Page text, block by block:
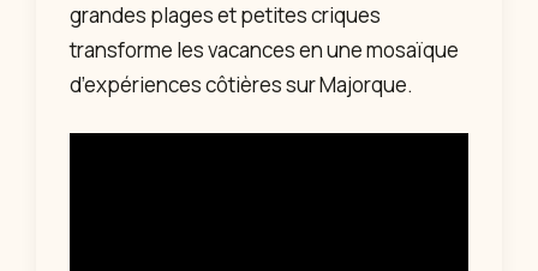
grandes plages et petites criques
transforme les vacances en une mosaïque
d’expériences côtières sur Majorque.